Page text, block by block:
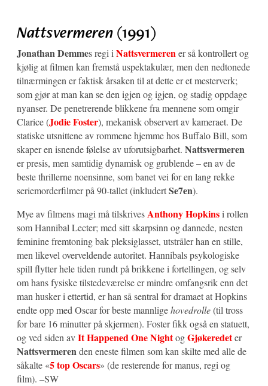
Nattsvermeren (1991)
Jonathan Demmes regi i Nattsvermerener så kontrollert og
kjølig at filmen kan fremstå uspektakulær, men den nedtonede
tilnærmingen er faktisk årsaken til at dette er et mesterverk;
som gjør at man kan se den igjen og igjen, og stadig oppdage
nyanser. De penetrerende blikkene fra mennene som omgir
Clarice (Jodie Foster), mekanisk observert av kameraet. De
statiske utsnittene av rommene hjemme hos Buffalo Bill, som
skaper en isnende følelse av uforutsigbarhet. Nattsvermeren
er presis, men samtidig dynamisk og grublende – en av de
beste thrillerne noensinne, som banet vei for en lang rekke
seriemorderfilmer på 90-tallet (inkludertSe7en).
Mye av filmens magi må tilskrivesAnthony Hopkinsi rollen
som Hannibal Lecter; med sitt skarpsinn og dannede, nesten
feminine fremtoning bak pleksiglasset, utstråler han en stille,
men likevel overveldende autoritet. Hannibals psykologiske
spill flytter hele tiden rundt på brikkene i fortellingen, og selv
om hans fysiske tilstedeværelse er mindre omfangsrik enn det
man husker i ettertid, er han så sentral for dramaet at Hopkins
endte opp med Oscar for beste mannligehovedrolle(til tross
for bare 16 minutter på skjermen). Foster fikk også en statuett,
og ved siden avIt Happened One NightogGjøkeredeter
Nattsvermerenden eneste filmen som kan skilte med alle de
såkalte «5 top Oscars» (de resterende for manus, regi og
film). –SW